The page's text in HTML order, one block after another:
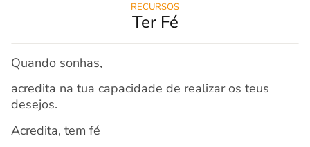
RECURSOS
Ter Fé
Quando sonhas,
acredita na tua capacidade de realizar os teus
desejos.
Acredita, tem fé